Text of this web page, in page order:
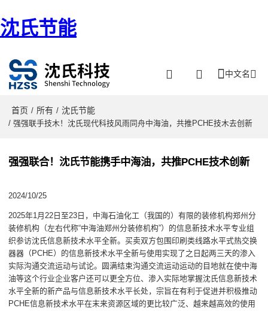
沈氏节能
中文名
首页 / 所有 / 沈氏节能
/ 强强联手技木！沈氏现代科技风雨同舟中海油，共推PCHE技木去创新
强强联合！沈氏节能携手中海油，共推PCHE技术创新
2024/10/25
2025年1月22日至23日，中海石油化工（我国的）有限的装修机构郑州分
装修机构（左右代称“中海油郑州分装修机构”）的信息新技术水平专业组
织参访沈氏信息新技术水平全新。买卖双方包围印刷类线路水平式热交换
器器（PCHE）的信息新技术水平全新与使用实现了之日起两三天的渗入
实际沟通交流运动与试论。圆满结束沟通交流运动运动的目地就在使中海
油等这个行业企业客户还可以更全方位、渗入实际地掌握沈氏信息新技术
水平全新的新产品与信息新技术水平长处，宗旨在有利于促进并积极推动
PCHE信息新技术水平在末来资源区域的更比较广泛、越来越高效的使用